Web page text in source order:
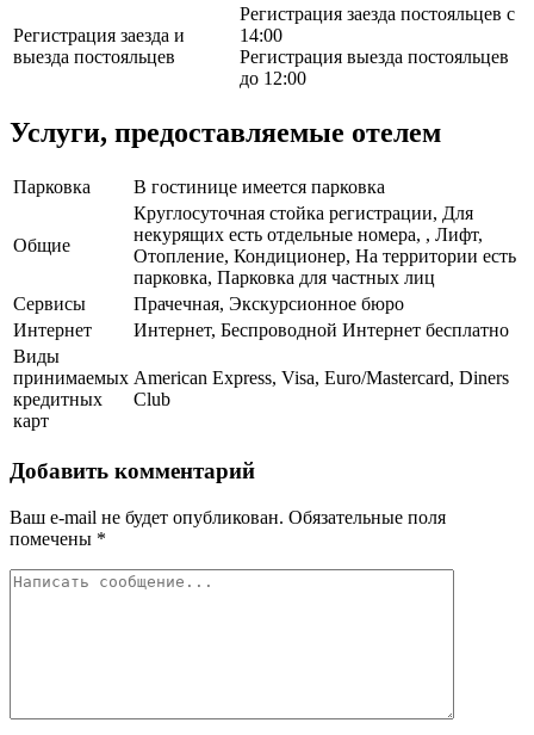
Регистрация заезда и
выезда постояльцев
Регистрация заезда постояльцев с
14:00
Регистрация выезда постояльцев
до 12:00
Услуги, предоставляемые отелем
Парковка В гостинице имеется парковка
Общие
Круглосуточная стойка регистрации, Для
некурящих есть отдельные номера, , Лифт,
Отопление, Кондиционер, На территории есть
парковка, Парковка для частных лиц
Сервисы
Прачечная, Экскурсионное бюро
Интернет
Интернет, Беспроводной Интернет бесплатно
Виды
принимаемых
кредитных
карт
American Express, Visa, Euro/Mastercard, Diners
Club
Добавить комментарий
Ваш e-mail не будет опубликован. Обязательные поля
помечены *